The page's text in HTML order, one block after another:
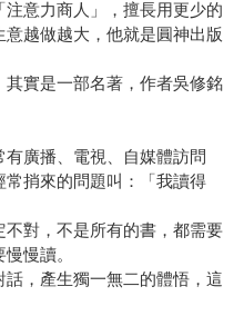
意力商人」，擅長用更少的
越做越大，他就是圓神出版
實是一部名著，作者吳修銘
廣播、電視、自媒體訪問
捎來的問題叫：「我讀得
對，不是所有的書，都需要
慢讀。
，產生獨一無二的體悟，這